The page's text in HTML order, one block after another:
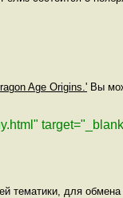
Age Origins.' Вы
тематики, для